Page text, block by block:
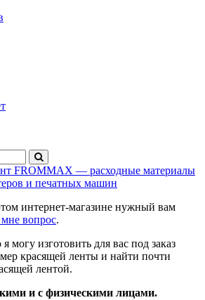
интернет-магазине нужный вам
мне вопрос.
изготовить для вас под заказ
красящей ленты и найти почти
лентой.
и с физическими лицами.